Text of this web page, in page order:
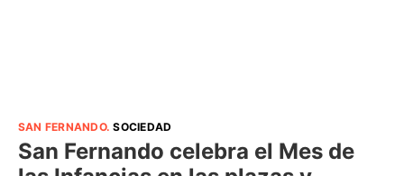
SAN FERNANDO.SOCIEDAD
San Fernando celebra el Mes de